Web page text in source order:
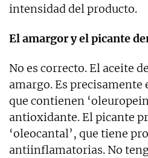
intensidad del producto.
El amargor y el picante
No es correcto. El aceite
amargo. Es precisamente
que contienen
antioxidante. El picante
‘oleocantal’, que tiene
antiinflamatorias. No